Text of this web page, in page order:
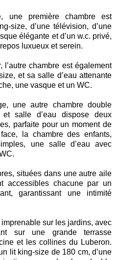
une première chambre est
size, d’une télévision, d’une
élégante et d’un w.c. privé,
luxueux et serein.
l’autre chambre est également
et sa salle d’eau attenante
une vasque et un WC.
une autre chambre double
salle d’eau dispose deux
parfaite pour un moment de
la chambre des enfants,
une salle d’eau avec
situées dans une autre aile
accessibles chacune par un
garantissant une intimité
imprenable sur les jardins, avec
sur une grande terrasse
et les collines du Luberon.
lit king-size de 180 cm, d’une